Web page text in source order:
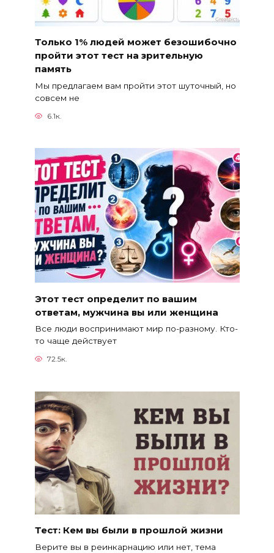
Только 1% людей может безошибочно
пройти этот тест на зрительную
память
Мы предлагаем вам пройти этот шуточный, но
совсем не
6.1к.
Этот тест определит по вашим
ответам, мужчина вы или женщина
Все люди воспринимают мир по-разному. Кто-
то чаще действует
72.5к.
Тест: Кем вы были в прошлой жизни
Верите вы в реинкарнацию или нет, тема